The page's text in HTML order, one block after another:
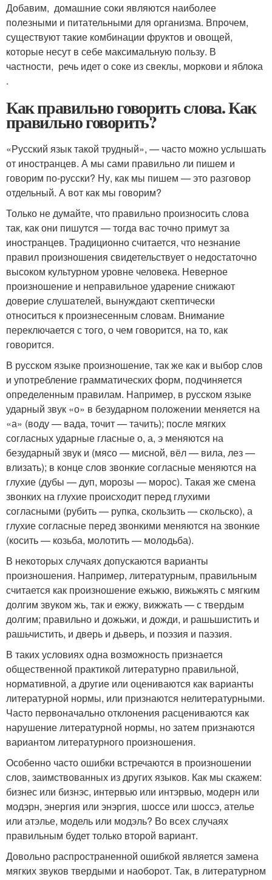
Добавим, домашние соки являются наиболее
полезными и питательными для организма. Впрочем,
существуют такие комбинации фруктов и овощей,
которые несут в себе максимальную пользу. В
частности, речь идет о соке из свеклы, моркови и яблока
.
Как правильно говорить слова. Как
правильно говорить?
«Русский язык такой трудный», — часто можно услышать
от иностранцев. А мы сами правильно ли пишем и
говорим по-русски? Ну, как мы пишем — это разговор
отдельный. А вот как мы говорим?
Только не думайте, что правильно произносить слова
так, как они пишутся — тогда вас точно примут за
иностранцев. Традиционно считается, что незнание
правил произношения свидетельствует о недостаточно
высоком культурном уровне человека. Неверное
произношение и неправильное ударение снижают
доверие слушателей, вынуждают скептически
относиться к произнесенным словам. Внимание
переключается с того, о чем говорится, на то, как
говорится.
В русском языке произношение, так же как и выбор слов
и употребление грамматических форм, подчиняется
определенным правилам. Например, в русском языке
ударный звук «о» в безударном положении меняется на
«а» (воду — вада, точит — тачить); после мягких
согласных ударные гласные о, а, э меняются на
безударный звук и (мясо — мисной, вёл — вила, лез —
влизать); в конце слов звонкие согласные меняются на
глухие (дубы — дуп, морозы — морос). Такая же смена
звонких на глухие происходит перед глухими
согласными (рубить — рупка, скользить — скольско), а
глухие согласные перед звонкими меняются на звонкие
(косить — козьба, молотить — молодьба).
В некоторых случаях допускаются варианты
произношения. Например, литературным, правильным
считается как произношение ежьжю, вижьжять с мягким
долгим звуком жь, так и ежжу, вижжать — с твердым
долгим; правильно и дожьжи, и дожди, и рашьшистить и
рашьчистить, и дверь и дьверь, и поэзия и паэзия.
В таких условиях одна возможность признается
общественной практикой литературно правильной,
нормативной, а другие или оцениваются как варианты
литературной нормы, или признаются нелитературными.
Часто первоначально отклонения расцениваются как
нарушение литературной нормы, но затем признаются
вариантом литературного произношения.
Особенно часто ошибки встречаются в произношении
слов, заимствованных из других языков. Как мы скажем:
бизнес или бизнэс, интервью или интэрвью, модерн или
модэрн, энергия или энэргия, шоссе или шоссэ, ателье
или атэлье, модель или модэль? Во всех случаях
правильным будет только второй вариант.
Довольно распространенной ошибкой является замена
мягких звуков твердыми и наоборот. Так, в литературном